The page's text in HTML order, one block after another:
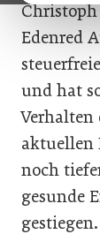
Edenred
und hat
Verhalten
aktuellen
noch
gesunde